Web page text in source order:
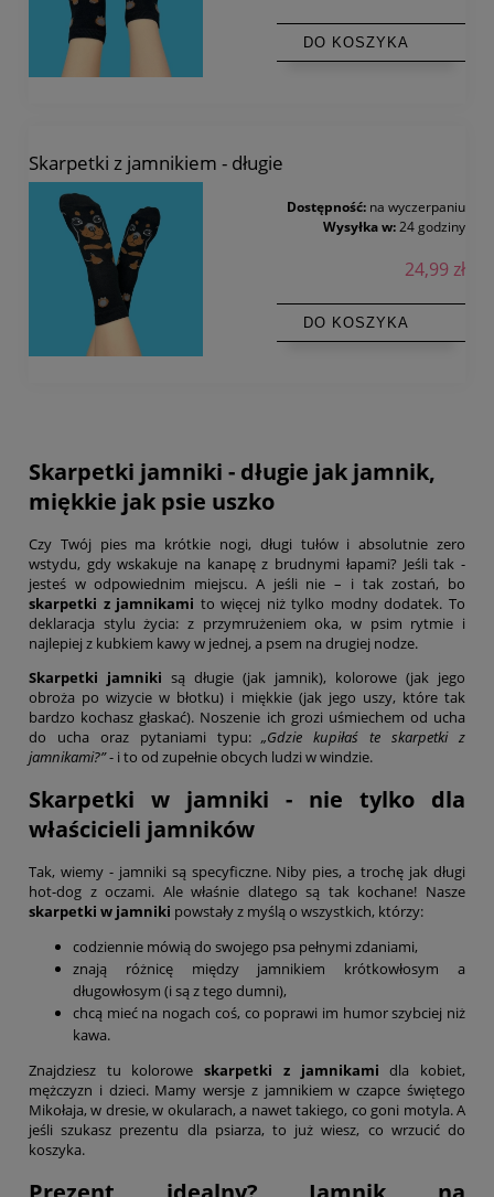
DO KOSZYKA
Skarpetki z jamnikiem - długie
Dostępność: na wyczerpaniu
Wysyłka w: 24 godziny
24,99 zł
DO KOSZYKA
Skarpetki jamniki - długie jak jamnik,
miękkie jak psie uszko
Czy Twój pies ma krótkie nogi, długi tułów i absolutnie zero
wstydu, gdy wskakuje na kanapę z brudnymi łapami? Jeśli tak -
jesteś w odpowiednim miejscu. A jeśli nie – i tak zostań, bo
skarpetki z jamnikami to więcej niż tylko modny dodatek. To
deklaracja stylu życia: z przymrużeniem oka, w psim rytmie i
najlepiej z kubkiem kawy w jednej, a psem na drugiej nodze.
Skarpetki jamniki są długie (jak jamnik), kolorowe (jak jego
obroża po wizycie w błotku) i miękkie (jak jego uszy, które tak
bardzo kochasz głaskać). Noszenie ich grozi uśmiechem od ucha
do ucha oraz pytaniami typu:„Gdzie kupiłaś te skarpetki z
jamnikami?”- i to od zupełnie obcych ludzi w windzie.
Skarpetki w jamniki - nie tylko dla
właścicieli jamników
Tak, wiemy - jamniki są specyficzne. Niby pies, a trochę jak długi
hot-dog z oczami. Ale właśnie dlatego są tak kochane! Nasze
skarpetki w jamniki powstały z myślą o wszystkich, którzy:
codziennie mówią do swojego psa pełnymi zdaniami,
znają różnicę między jamnikiem krótkowłosym a
długowłosym (i są z tego dumni),
chcą mieć na nogach coś, co poprawi im humor szybciej niż
kawa.
Znajdziesz tu koloroweskarpetki z jamnikami dla kobiet,
mężczyzn i dzieci. Mamy wersje z jamnikiem w czapce świętego
Mikołaja, w dresie, w okularach, a nawet takiego, co goni motyla. A
jeśli szukasz prezentu dla psiarza, to już wiesz, co wrzucić do
koszyka.